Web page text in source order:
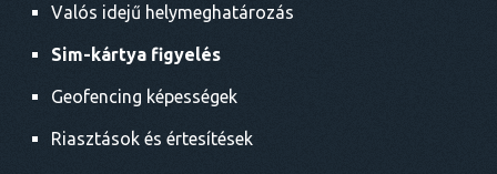
Valós idejű helymeghatározás
Sim-kártya figyelés
Geofencing képességek
Riasztások és értesítések